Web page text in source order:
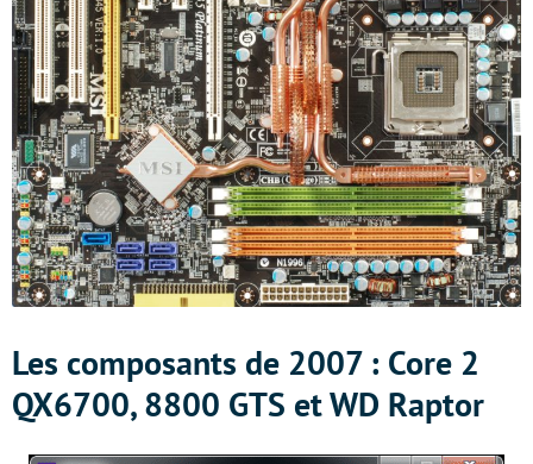
Les composants de 2007 : Core 2
QX6700, 8800 GTS et WD Raptor